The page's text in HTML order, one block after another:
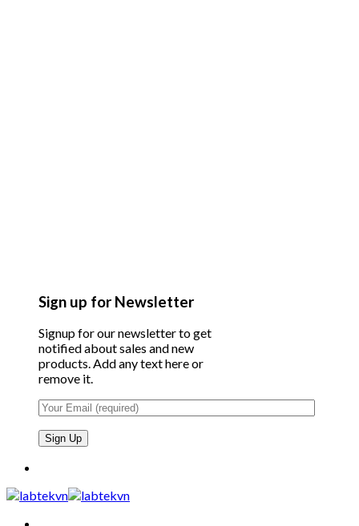
Sign up for Newsletter
Signup for our newsletter to get
notified about sales and new
products. Add any text here or
remove it.